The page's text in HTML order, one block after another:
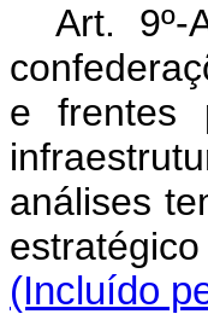
Art. 9º-
e frentes
análises
(Incluído